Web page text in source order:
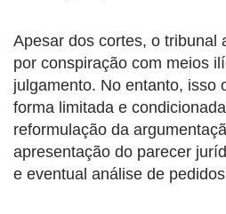
Apesar dos cortes, o tribunal
por conspiração com meios
julgamento. No entanto, isso
forma limitada e
reformulação da
apresentação do parecer
e eventual análise de